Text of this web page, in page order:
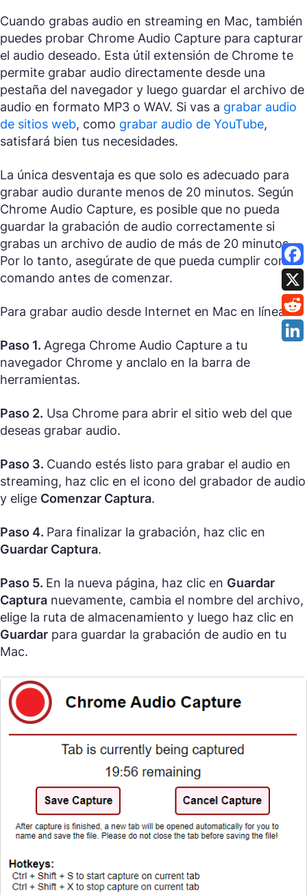
Cuando grabas audio en streaming en Mac, también
puedes probar Chrome Audio Capture para capturar
el audio deseado. Esta útil extensión de Chrome te
permite grabar audio directamente desde una
pestaña del navegador y luego guardar el archivo de
audio en formato MP3 o WAV. Si vas a grabar audio
de sitios web, como grabar audio de YouTube,
satisfará bien tus necesidades.
La única desventaja es que solo es adecuado para
grabar audio durante menos de 20 minutos. Según
Chrome Audio Capture, es posible que no pueda
guardar la grabación de audio correctamente si
grabas un archivo de audio de más de 20 minutos.
Por lo tanto, asegúrate de que pueda cumplir con tu
comando antes de comenzar.
Para grabar audio desde Internet en Mac en línea:
Paso 1. Agrega Chrome Audio Capture a tu
navegador Chrome y anclalo en la barra de
herramientas.
Paso 2. Usa Chrome para abrir el sitio web del que
deseas grabar audio.
Paso 3. Cuando estés listo para grabar el audio en
streaming, haz clic en el icono del grabador de audio
y elige Comenzar Captura.
Paso 4. Para finalizar la grabación, haz clic en
Guardar Captura.
Paso 5. En la nueva página, haz clic en Guardar
Captura nuevamente, cambia el nombre del archivo,
elige la ruta de almacenamiento y luego haz clic en
Guardar para guardar la grabación de audio en tu
Mac.